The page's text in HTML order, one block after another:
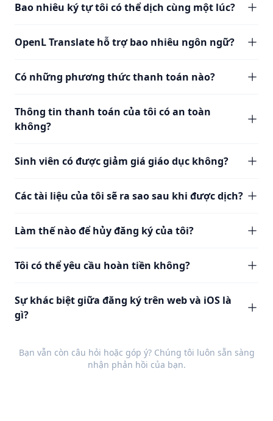
Bao nhiêu ký tự tôi có thể dịch cùng một lúc?
OpenL Translate hỗ trợ bao nhiêu ngôn ngữ?
Có những phương thức thanh toán nào?
Thông tin thanh toán của tôi có an toàn
không?
Sinh viên có được giảm giá giáo dục không?
Các tài liệu của tôi sẽ ra sao sau khi được dịch?
Làm thế nào để hủy đăng ký của tôi?
Tôi có thể yêu cầu hoàn tiền không?
Sự khác biệt giữa đăng ký trên web và iOS là
gì?
Bạn vẫn còn câu hỏi hoặc góp ý? Chúng tôi luôn sẵn sàng
nhận phản hồi của bạn.